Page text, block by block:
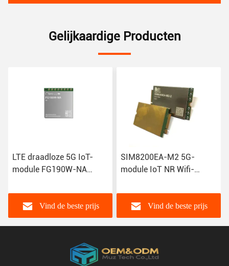
Gelijkaardige Producten
LTE draadloze 5G IoT-
module FG190W-NA
GSM Gprs-module
Vind de beste prijs
SIM8200EA-M2 5G-
module IoT NR Wifi-
Sub-6GHz M.2 draadloze
module Sim8300G
Vind de beste prijs